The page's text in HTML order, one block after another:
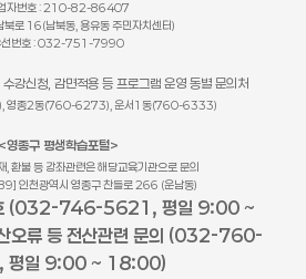
자번호 : 210-82-86407
북로 16(남북동, 용유동 주민자치센터)
선번호 : 032-751-7990
수강신청, 감면적용 등 프로그램 운영 동별 문의처
영종2동(760-6273), 운서1동(760-6333)
<영종구 평생학습포털>
, 환불 등 강좌관련은 해당교육기관으로 문의
인천광역시 영종구 찬들로 266 (운남동)
호 (032-746-5621, 평일 9:00 ~
오류 등 전산관련 문의 (032-760-
평일 9:00 ~ 18:00)